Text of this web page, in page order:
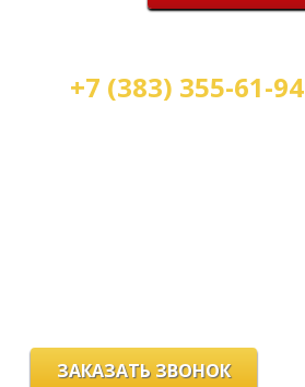
+7 (383) 355-61-94
ЗАКАЗАТЬ ЗВОНОК